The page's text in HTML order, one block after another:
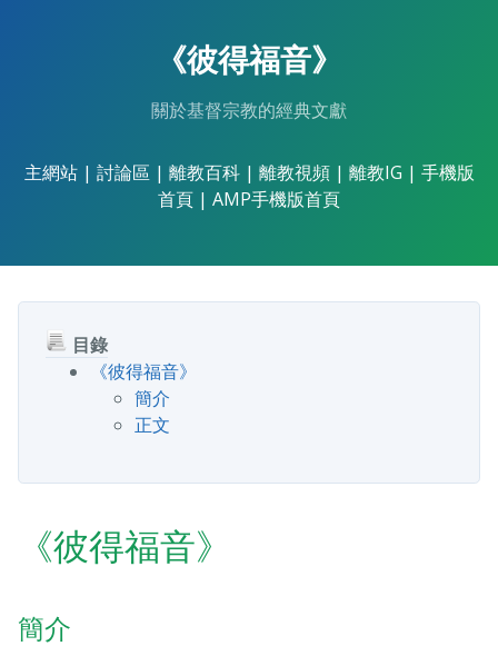
《彼得福音》
關於基督宗教的經典文獻
主網站| 討論區 | 離教百科| 離教視頻| 離教IG | 手機版
首頁 | AMP手機版首頁
目錄
《彼得福音》
簡介
正文
《彼得福音》
簡介